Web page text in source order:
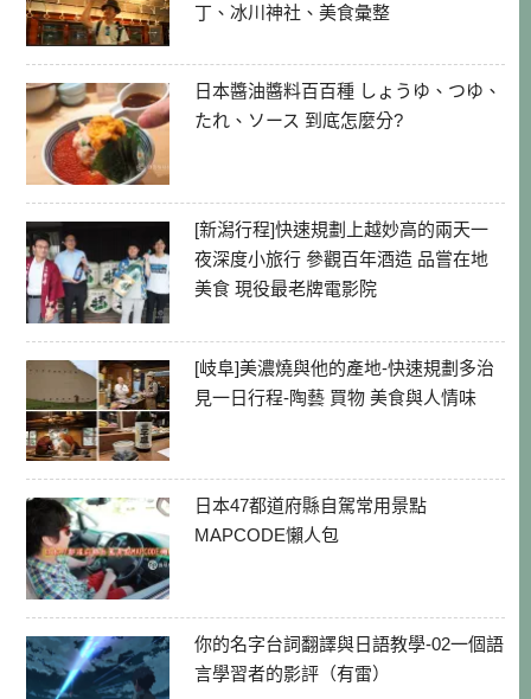
丁、冰川神社、美食彙整
日本醬油醬料百百種 しょうゆ、つゆ、
たれ、ソース 到底怎麼分?
[新潟行程]快速規劃上越妙高的兩天一
夜深度小旅行 參觀百年酒造 品嘗在地
美食 現役最老牌電影院
[岐阜]美濃燒與他的產地-快速規劃多治
見一日行程-陶藝 買物 美食與人情味
日本47都道府縣自駕常用景點
MAPCODE懶人包
你的名字台詞翻譯與日語教學-02一個語
言學習者的影評（有雷）